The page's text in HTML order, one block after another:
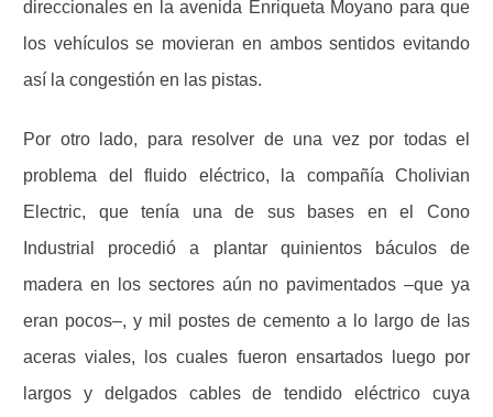
direccionales en la avenida Enriqueta Moyano para que
los vehículos se movieran en ambos sentidos evitando
así la congestión en las pistas.
Por otro lado, para resolver de una vez por todas el
problema del fluido eléctrico, la compañía Cholivian
Electric, que tenía una de sus bases en el Cono
Industrial procedió a plantar quinientos báculos de
madera en los sectores aún no pavimentados –que ya
eran pocos–, y mil postes de cemento a lo largo de las
aceras viales, los cuales fueron ensartados luego por
largos y delgados cables de tendido eléctrico cuya